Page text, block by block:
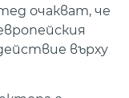
очакват, че
върху